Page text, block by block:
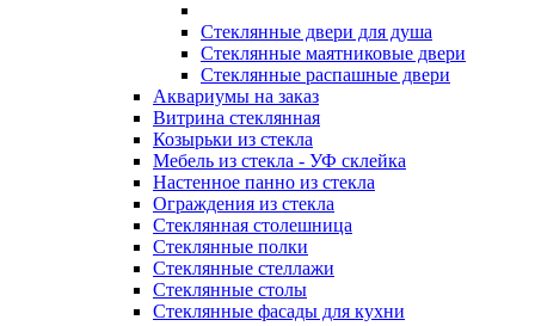
Стеклянные двери для душа
Стеклянные маятниковые двери
Стеклянные распашные двери
Аквариумы на заказ
Витрина стеклянная
Козырьки из стекла
Мебель из стекла - УФ склейка
Настенное панно из стекла
Ограждения из стекла
Стеклянная столешница
Стеклянные полки
Стеклянные стеллажи
Стеклянные столы
Стеклянные фасады для кухни